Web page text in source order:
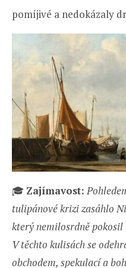
pomíjivé a nedokázaly
🎓 Zajímavost:
tulipánové krizi zasáhlo
který nemilosrdně
V těchto kulisách se
obchodem, spekulací a